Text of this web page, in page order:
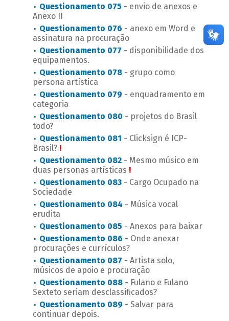
Questionamento 075 - envio de anexos e
Anexo II
Questionamento 076 - anexo em Word e
assinatura na procuração
Questionamento 077 - disponibilidade dos
equipamentos.
Questionamento 078 - grupo como
persona artística
Questionamento 079 - enquadramento em
categoria
Questionamento 080 - projetos do Brasil
todo?
Questionamento 081 - Clicksign é ICP-
Brasil? !
Questionamento 082 - Mesmo músico em
duas personas artísticas !
Questionamento 083 - Cargo Ocupado na
Sociedade
Questionamento 084 - Música vocal
erudita
Questionamento 085 - Anexos para baixar
Questionamento 086 - Onde anexar
procurações e currículos?
Questionamento 087 - Artista solo,
músicos de apoio e procuração
Questionamento 088 - Fulano e Fulano
Sexteto seriam desclassificados?
Questionamento 089 - Salvar para
continuar depois.